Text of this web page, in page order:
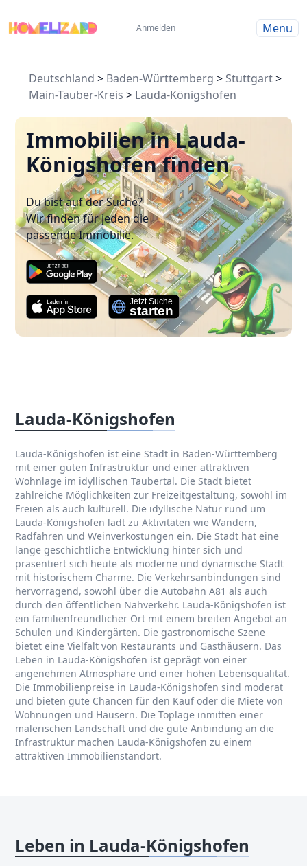
Anmelden Menu
Deutschland > Baden-Württemberg > Stuttgart>
Main-Tauber-Kreis > Lauda-Königshofen
Immobilien in Lauda-
Königshofen finden
Du bist auf der Suche?
Wir finden für jeden die
passende Immobilie.
Lauda-Königshofen
Lauda-Königshofen ist eine Stadt in Baden-Württemberg
mit einer guten Infrastruktur und einer attraktiven
Wohnlage im idyllischen Taubertal. Die Stadt bietet
zahlreiche Möglichkeiten zur Freizeitgestaltung, sowohl im
Freien als auch kulturell. Die idyllische Natur rund um
Lauda-Königshofen lädt zu Aktivitäten wie Wandern,
Radfahren und Weinverkostungen ein. Die Stadt hat eine
lange geschichtliche Entwicklung hinter sich und
präsentiert sich heute als moderne und dynamische Stadt
mit historischem Charme. Die Verkehrsanbindungen sind
hervorragend, sowohl über die Autobahn A81 als auch
durch den öffentlichen Nahverkehr. Lauda-Königshofen ist
ein familienfreundlicher Ort mit einem breiten Angebot an
Schulen und Kindergärten. Die gastronomische Szene
bietet eine Vielfalt von Restaurants und Gasthäusern. Das
Leben in Lauda-Königshofen ist geprägt von einer
angenehmen Atmosphäre und einer hohen Lebensqualität.
Die Immobilienpreise in Lauda-Königshofen sind moderat
und bieten gute Chancen für den Kauf oder die Miete von
Wohnungen und Häusern. Die Toplage inmitten einer
malerischen Landschaft und die gute Anbindung an die
Infrastruktur machen Lauda-Königshofen zu einem
attraktiven Immobilienstandort.
Leben in Lauda-Königshofen